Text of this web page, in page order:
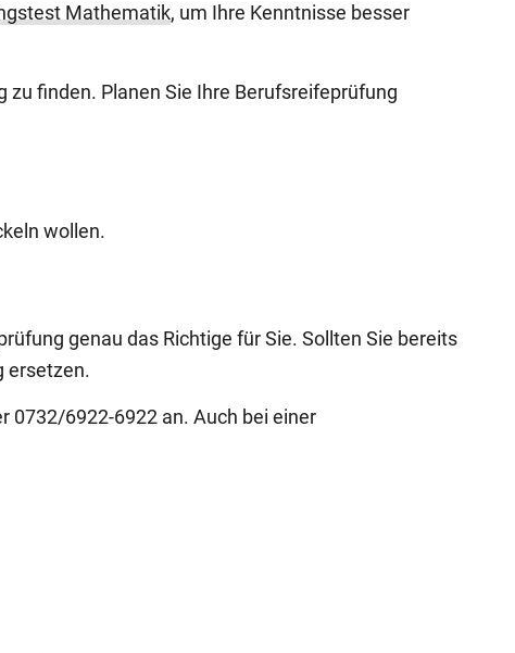
Mathematik, um Ihre Kenntnisse besser
finden. Planen Sie Ihre Berufsreifeprüfung
wollen.
genau das Richtige für Sie. Sollten Sie bereits
ersetzen.
0732/6922-6922 an. Auch bei einer